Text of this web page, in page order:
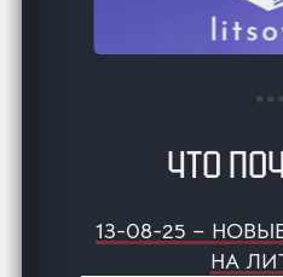
ЧТО
13-08-25 –
НА